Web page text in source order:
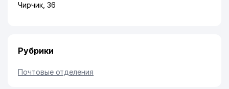
Чирчик, 36
Рубрики
Почтовые отделения